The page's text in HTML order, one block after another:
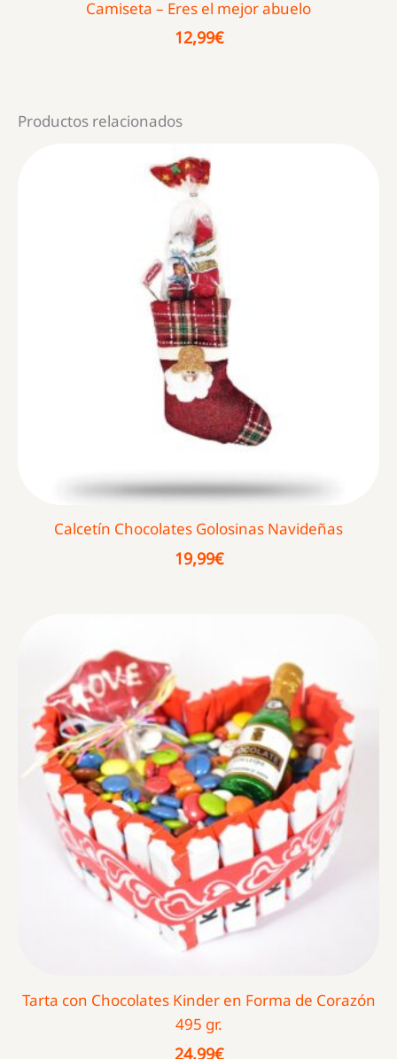
Camiseta – Eres el mejor abuelo
12,99€
Productos relacionados
Calcetín Chocolates Golosinas Navideñas
19,99€
Tarta con Chocolates Kinder en Forma de Corazón
495 gr.
24,99€